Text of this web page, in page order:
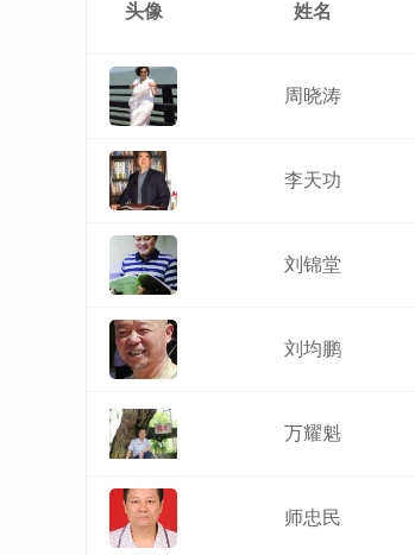
头像 姓名
周晓涛
李天功
刘锦堂
刘均鹏
万耀魁
师忠民